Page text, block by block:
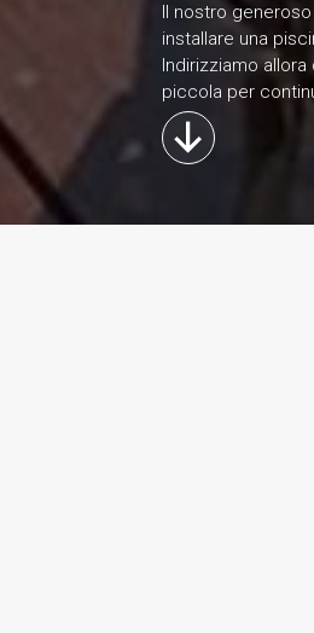
Il nostro
installare una
Indirizziamo
piccola per